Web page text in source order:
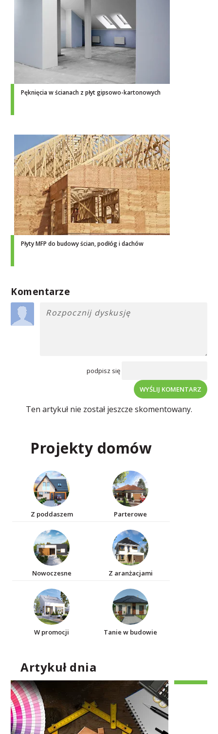
Pęknięcia w ścianach z płyt gipsowo-kartonowych
Płyty MFP do budowy ścian, podłóg i dachów
Komentarze
podpisz się
WYŚLIJ KOMENTARZ
Ten artykuł nie został jeszcze skomentowany.
Projekty domów
Z poddaszem Parterowe
Nowoczesne Z aranżacjami
W promocji Tanie w budowie
Artykuł dnia